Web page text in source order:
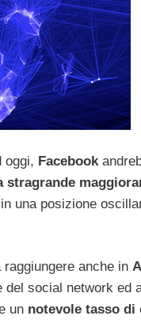
oggi, Facebook
una posizione
anche in
social network ed
un notevole tasso di